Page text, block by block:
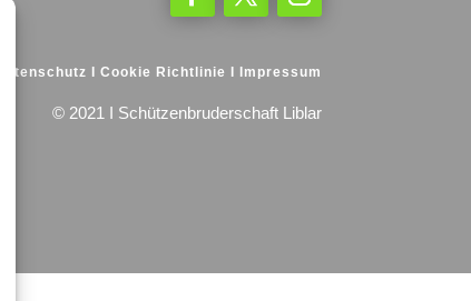
Datenschutz I Cookie Richtlinie I Impressum
© 2021 I Schützenbruderschaft Liblar